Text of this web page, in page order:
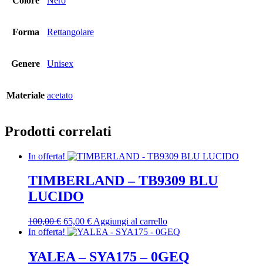
Forma Rettangolare
Genere Unisex
Materiale acetato
Prodotti correlati
In offerta!
TIMBERLAND – TB9309 BLU
LUCIDO
100,00€ Il
prezzo
era:
100,00 €.
65,00 €Il
prezzo
è:
65,00 €.
Aggiungi al carrello
In offerta!
YALEA – SYA175 – 0GEQ